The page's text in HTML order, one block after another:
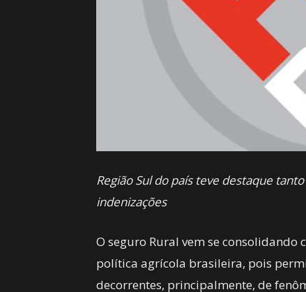
Região Sul do país teve destaque
indenizações
O seguro Rural vem se
política agrícola brasileira, pois
decorrentes, principalmente, de